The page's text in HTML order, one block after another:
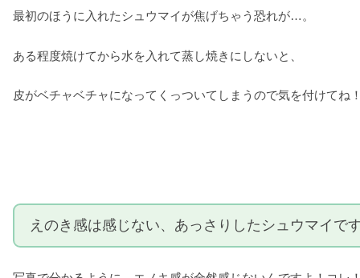
最初のほうに入れたシュウマイが焦げちゃう恐れが…。
ある程度焼けてから水を入れて蒸し焼きにしないと、
皮がベチャベチャになってくっついてしまうので気を付けてね
えのき感は感じない、あっさりしたシュウマイで